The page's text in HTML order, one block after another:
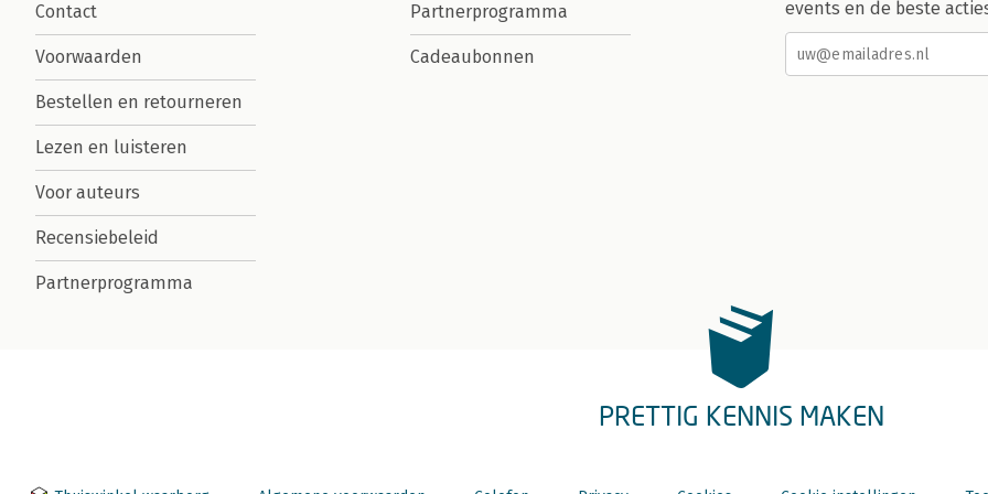
Contact
Voorwaarden
Bestellen en retourneren
Lezen en luisteren
Voor auteurs
Recensiebeleid
Partnerprogramma
Partnerprogramma
Cadeaubonnen
events en de beste
PRETTIG KENNIS MAKEN